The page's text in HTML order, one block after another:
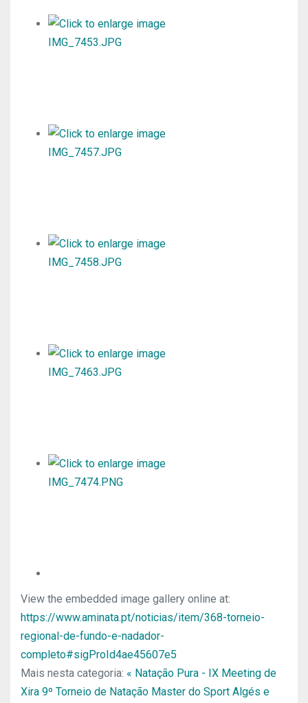
View the embedded image gallery online at:
https://www.aminata.pt/noticias/item/368-torneio-
regional-de-fundo-e-nadador-
completo#sigProId4ae45607e5
Mais nesta categoria: « Natação Pura - IX Meeting de
Xira 9º Torneio de Natação Master do Sport Algés e